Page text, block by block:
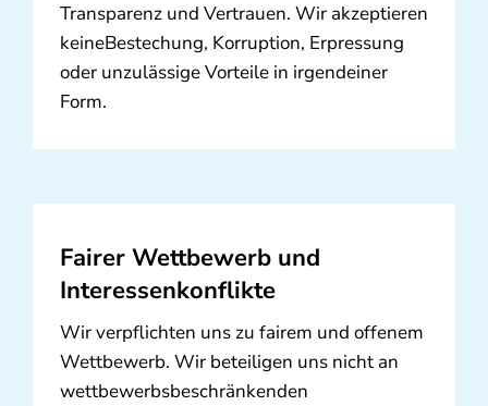
Transparenz und Vertrauen. Wir akzeptieren
keineBestechung, Korruption, Erpressung
oder unzulässige Vorteile in irgendeiner
Form.
Fairer Wettbewerb und
Interessenkonflikte
Wir verpflichten uns zu fairem und offenem
Wettbewerb. Wir beteiligen uns nicht an
wettbewerbsbeschränkenden